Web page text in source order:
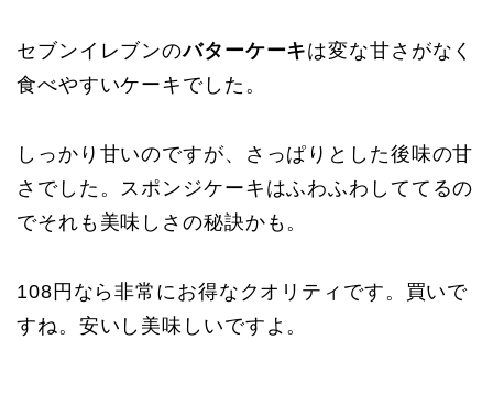
セブンイレブンのバターケーキは変な甘さがなく
食べやすいケーキでした。
しっかり甘いのですが、さっぱりとした後味の甘
さでした。スポンジケーキはふわふわしててるの
でそれも美味しさの秘訣かも。
108円なら非常にお得なクオリティです。買いで
すね。安いし美味しいですよ。